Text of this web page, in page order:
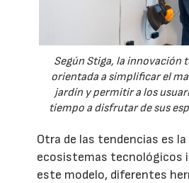
Según Stiga, la innovación
orientada a simplificar el
jardín y permitir a los
tiempo a disfrutar de sus
Otra de las tendencias es
ecosistemas tecnológicos
este modelo, diferentes